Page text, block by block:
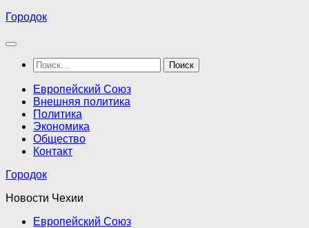
Перейти
содержимому
Городок
Найти:
Европейский Союз
Внешняя политика
Политика
Экономика
Общество
Контакт
Городок
Новости Чехии
Европейский Союз